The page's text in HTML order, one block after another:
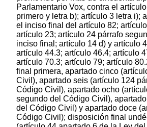
Parlamentario Vox, contra el
primero y letra b); artículo 3 letra i);
el inciso final del artículo 82;
artículo 23; artículo 24 párrafo
inciso final; artículo 14 d) y artículo
artículo 44.3; artículo 46.4; artículo
artículo 70.3; artículo 79; artículo
final primera, apartado cinco
Civil), apartado seis (artículo 124
Código Civil), apartado ocho
segundo del Código Civil),
del Código Civil) y apartado doce
Código Civil); disposición final